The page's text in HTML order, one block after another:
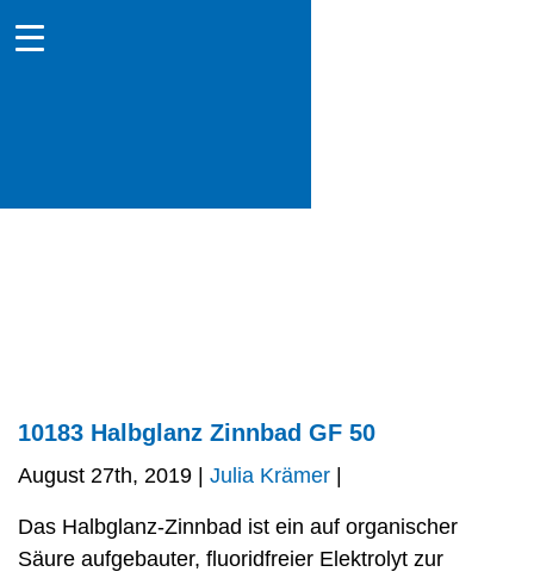
10183 Halbglanz Zinnbad GF 50
August 27th, 2019 | Julia Krämer
Das Halbglanz-Zinnbad ist ein auf organischer
Säure aufgebauter, fluoridfreier Elektrolyt zur